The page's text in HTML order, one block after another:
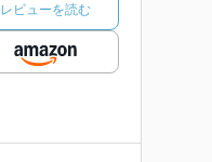
レビューを読む